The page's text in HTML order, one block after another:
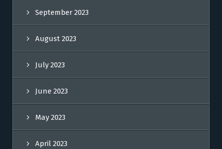
September 2023
August 2023
July 2023
June 2023
May 2023
April 2023